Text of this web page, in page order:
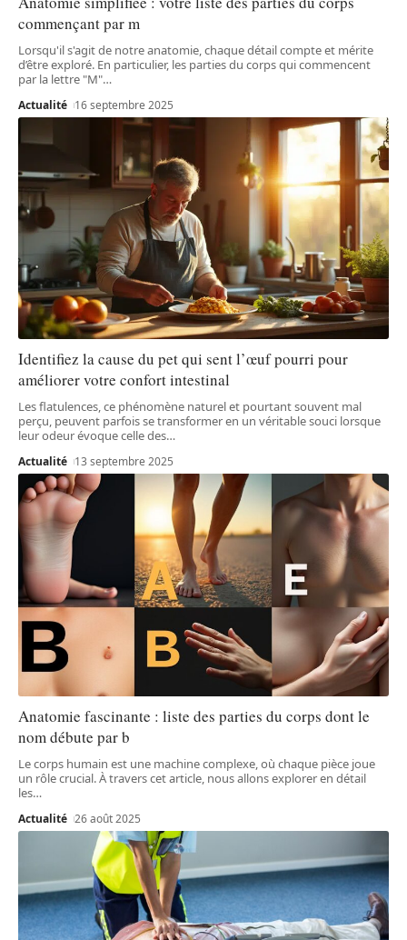
commençant par m
Lorsqu'il s'agit de notre anatomie, chaque détail compte et mérite
d’être exploré. En particulier, les parties du corps qui commencent
par la lettre "M"…
Actualité 16 septembre 2025
Identifiez la cause du pet qui sent l’œuf pourri pour
améliorer votre confort intestinal
Les flatulences, ce phénomène naturel et pourtant souvent mal
perçu, peuvent parfois se transformer en un véritable souci lorsque
leur odeur évoque celle des…
Actualité 13 septembre 2025
Anatomie fascinante : liste des parties du corps dont le
nom débute par b
Le corps humain est une machine complexe, où chaque pièce joue
un rôle crucial. À travers cet article, nous allons explorer en détail
les…
Actualité 26 août 2025